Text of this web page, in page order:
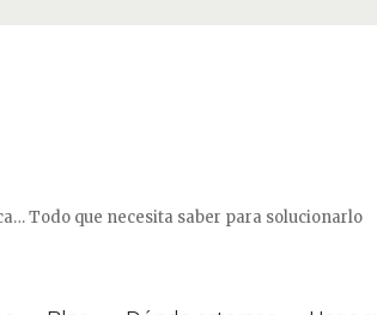
Todo que necesita saber para solucionarlo